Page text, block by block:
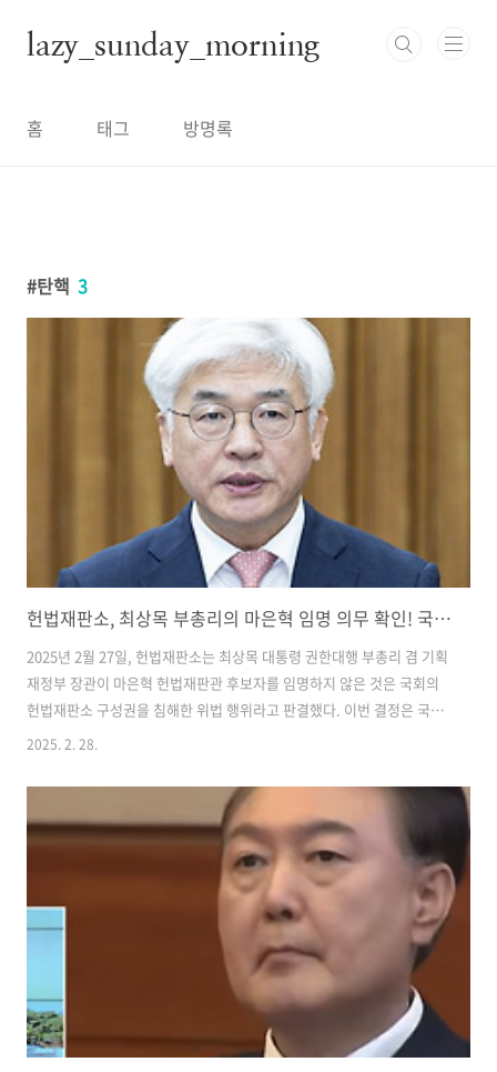
lazy_sunday_morning
홈 태그 방명록
탄핵 3
헌법재판소, 최상목 부총리의 마은혁 임명 의무 확인! 국회 권한 침해 판결
2025년 2월 27일, 헌법재판소는 최상목 대통령 권한대행 부총리 겸 기획
재정부 장관이 마은혁 헌법재판관 후보자를 임명하지 않은 것은 국회의
헌법재판소 구성권을 침해한 위법 행위라고 판결했다. 이번 결정은 국회
가 선출한 후보자의 임명 의무를 명확히 함으로써, 정치적 상황 속에서의
우원식 국회의장이 최 대행을 상대로 낸 권한쟁의심판 청구를 전원일치
의견으로 일부 인용하며, 마 후보자의 임명 지연이 국회의 권한을 침해했
다고 판단했다. 헌재는 "청구인(국회)이 선출한 마은혁을 헌법재판관으
로 임명하지 않은 것은 헌법에 의해 부여된 청구인의 헌법재판관 선출을
통한 헌법재판소 구성권을 침해한 것"이라고 밝혔다.​헌재는 최 대행이
국회에서 선..
2025. 2. 28.